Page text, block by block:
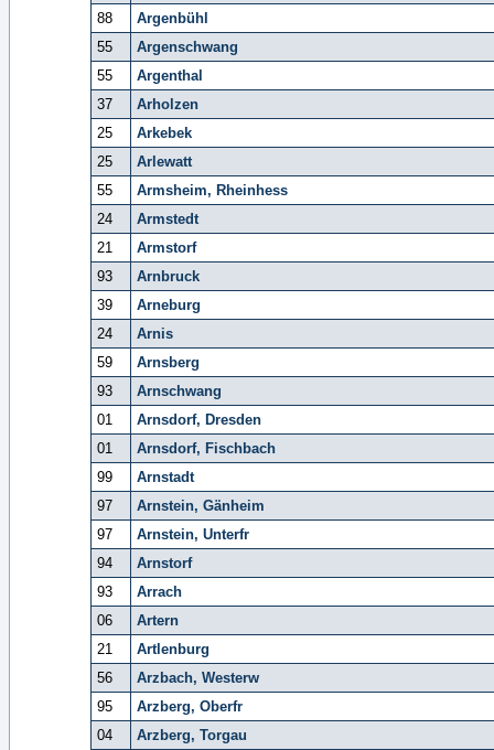
88
Argenbühl
55
Argenschwang
55
Argenthal
37
Arholzen
25
Arkebek
25
Arlewatt
55
Armsheim, Rheinhess
24
Armstedt
21
Armstorf
93
Arnbruck
39
Arneburg
24
Arnis
59
Arnsberg
93
Arnschwang
01
Arnsdorf, Dresden
01
Arnsdorf, Fischbach
99
Arnstadt
97
Arnstein, Gänheim
97
Arnstein, Unterfr
94
Arnstorf
93
Arrach
06
Artern
21
Artlenburg
56
Arzbach, Westerw
95
Arzberg, Oberfr
04
Arzberg, Torgau